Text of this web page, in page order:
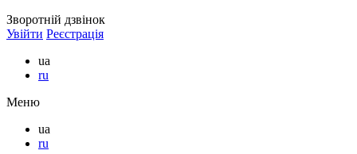
Зворотній дзвінок
Увійти Реєстрація
ua
ru
Меню
ua
ru